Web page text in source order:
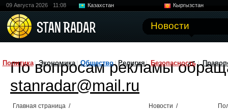
09 Августа 2026 11:08 Казахстан
Кыргызстан
Новости
Политика Экономика Общество Религия Безопасность
По вопросам рекламы
stanradar@mail.ru
Главная страница / Новости /